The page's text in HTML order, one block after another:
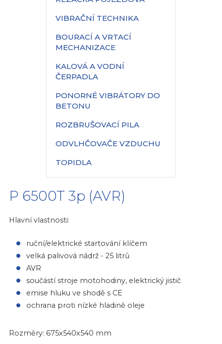
VIBRAČNÍ TECHNIKA
BOURACÍ A VRTACÍ
MECHANIZACE
KALOVÁ A VODNÍ
ČERPADLA
PONORNÉ VIBRÁTORY DO
BETONU
ROZBRUŠOVACÍ PILA
ODVLHČOVAČE VZDUCHU
TOPIDLA
P 6500T 3p (AVR)
Hlavní vlastnosti:
ruční/elektrické startování klíčem
velká palivová nádrž - 25 litrů
AVR
součástí stroje motohodiny, elektrický jistič
emise hluku ve shodě s CE
ochrana proti nízké hladině oleje
Rozměry: 675x540x540 mm